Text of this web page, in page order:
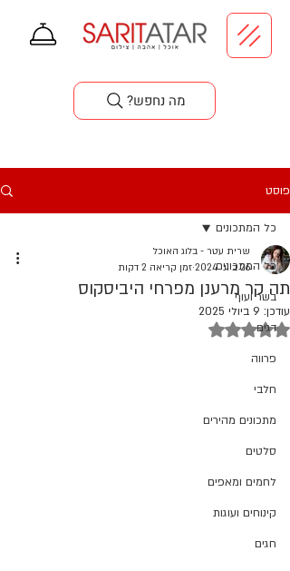
?מה נחפש
פוסט
כל המתכונים
בשר ועוף
דגים
פרווה
חלבי
מתכונים מהירים
סלטים
לחמים ומאפים
קינוחים ועוגות
חגים
כל המתכונים
תה קר מרענן מפרחי היביסקוס
שרית עטר - בלוג האוכל
26 ביוני 2024
זמן קריאה 2 דקות
עודכן: 9 ביולי 2025
דירוג של NaN מתוך 5 כוכבים